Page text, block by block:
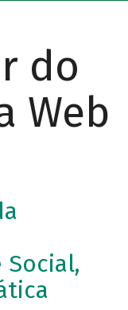
do
Web
Social,